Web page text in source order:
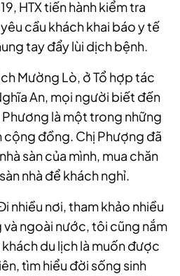
HTX tiến hành kiểm tra
cầu khách khai báo y tế
tay đẩy lùi dịch bệnh.
Mường Lò, ở Tổ hợp tác
An, mọi người biết đến
Phương là một trong những
cộng đồng. Chị Phượng đã
sàn của mình, mua chăn
nhà để khách nghỉ.
nhiều nơi, tham khảo nhiều
ngoài nước, tôi cũng nắm
du lịch là muốn được
tìm hiểu đời sống sinh